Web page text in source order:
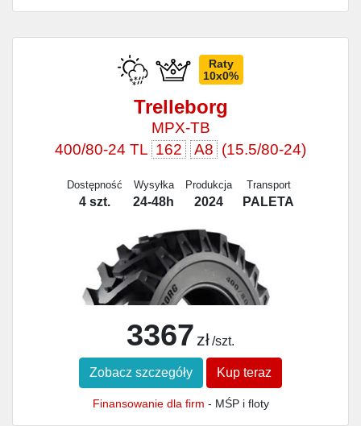
Raty
10x0%
Trelleborg
MPX-TB
400/80-24 TL 162 A8 (15.5/80-24)
Dostępność
4 szt.
Wysyłka
24-48h
Produkcja
2024
Transport
PALETA
3367 zł/szt.
Zobacz szczegóły Kup teraz
Finansowanie dla firm - MŚP i floty